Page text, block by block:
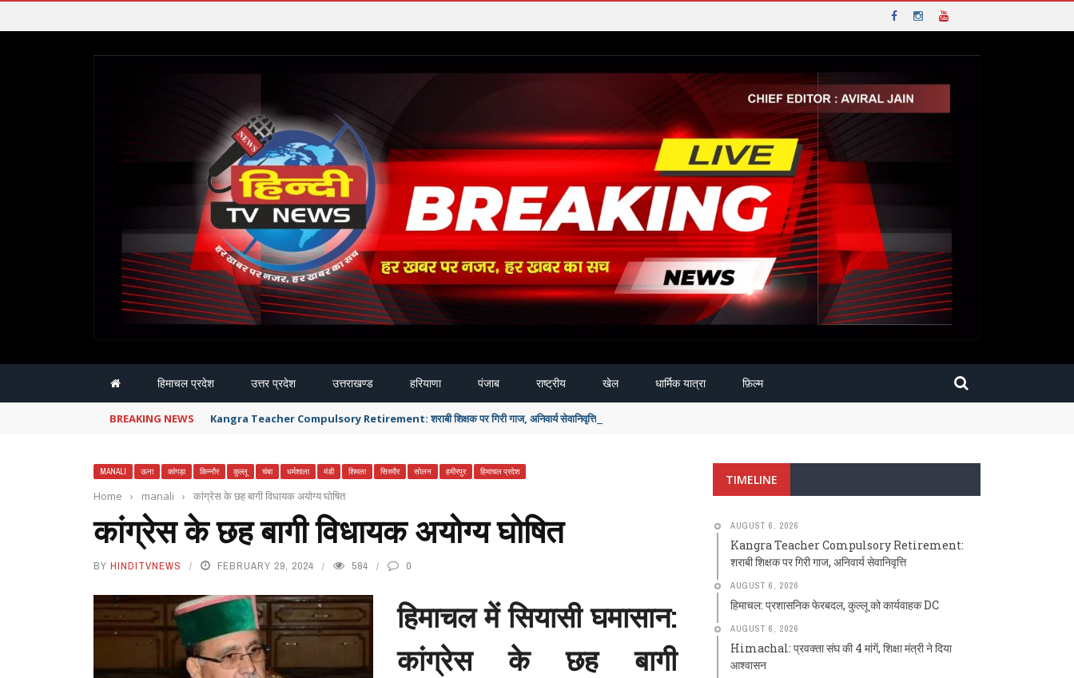
हिमाचल प्रदेश उत्तर प्रदेश उत्तराखण्ड हरियाणा पंजाब राष्ट्रीय खेल धार्मिक यात्रा फ़िल्म
BREAKING NEWS Kangra Teacher Compulsory Retirement: शराबी शिक्षक पर गिरी गाज, अनिवार्य सेवानिवृत्ति
MANALI ऊना कांगड़ा किन्नौर कुल्लू चंबा धर्मशाला मंडी शिमला सिरमौर सोलन हमीरपुर हिमाचल प्रदेश
Home › manali › कांग्रेस के छह बागी विधायक अयोग्य घोषित
कांग्रेस के छह बागी विधायक अयोग्य घोषित
BY HINDITVNEWS FEBRUARY 29, 2024 584 0
हिमाचल में सियासी घमासान:
कांग्रेस के छह बागी
TIMELINE
AUGUST 6, 2026
Kangra Teacher Compulsory Retirement:
शराबी शिक्षक पर गिरी गाज, अनिवार्य सेवानिवृत्ति
AUGUST 6, 2026
हिमाचल: प्रशासनिक फेरबदल, कुल्लू को कार्यवाहक DC
AUGUST 6, 2026
Himachal: प्रवक्ता संघ की 4 मांगें, शिक्षा मंत्री ने दिया
आश्वासन